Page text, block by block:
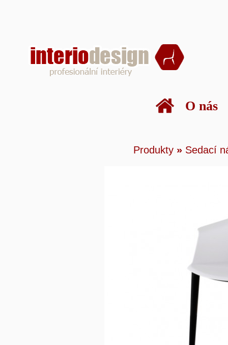
O nás
Produkty » Sedací
Produkty » Sedací